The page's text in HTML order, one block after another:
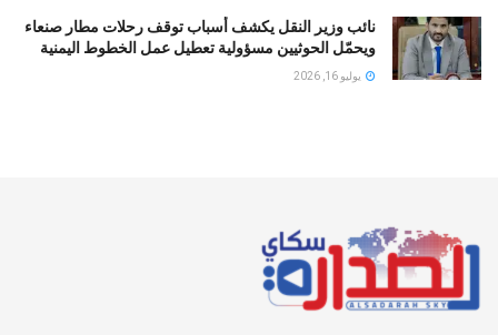
نائب وزير النقل يكشف أسباب توقف رحلات مطار صنعاء
ويحمّل الحوثيين مسؤولية تعطيل عمل الخطوط اليمنية
يوليو 16, 2026